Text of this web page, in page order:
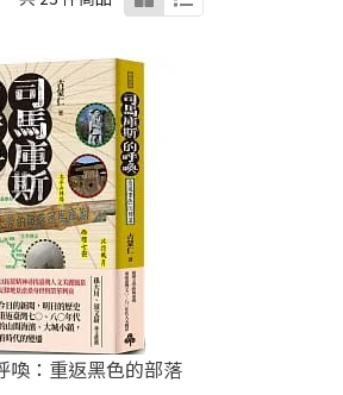
喚：重返黑色的部落